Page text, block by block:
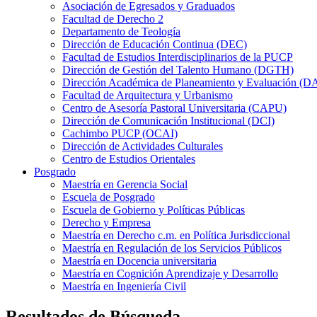
Asociación de Egresados y Graduados
Facultad de Derecho 2
Departamento de Teología
Dirección de Educación Continua (DEC)
Facultad de Estudios Interdisciplinarios de la PUCP
Dirección de Gestión del Talento Humano (DGTH)
Dirección Académica de Planeamiento y Evaluación
Facultad de Arquitectura y Urbanismo
Centro de Asesoría Pastoral Universitaria (CAPU)
Dirección de Comunicación Institucional (DCI)
Cachimbo PUCP (OCAI)
Dirección de Actividades Culturales
Centro de Estudios Orientales
Posgrado
Maestría en Gerencia Social
Escuela de Posgrado
Escuela de Gobierno y Políticas Públicas
Derecho y Empresa
Maestría en Derecho c.m. en Política Jurisdiccional
Maestría en Regulación de los Servicios Públicos
Maestría en Docencia universitaria
Maestría en Cognición Aprendizaje y Desarrollo
Maestría en Ingeniería Civil